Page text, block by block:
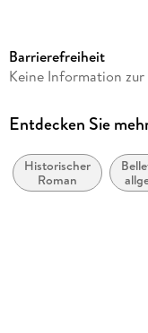
Dateigröße
Autor/Autorin
Verlag/Hersteller
FISCHER E-Books
Barrierefreiheit
Keine Information
Entdecken Sie
Historischer
Roman